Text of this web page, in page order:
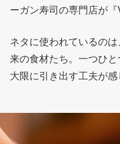
ーガン寿司の専門店が『
ネタに使われているの
来の食材たち。一つひ
大限に引き出す工夫が感